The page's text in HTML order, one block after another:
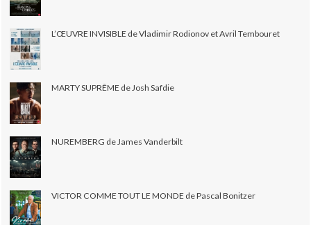
L’ŒUVRE INVISIBLE de Vladimir Rodionov et Avril Tembouret
MARTY SUPRÊME de Josh Safdie
NUREMBERG de James Vanderbilt
VICTOR COMME TOUT LE MONDE de Pascal Bonitzer